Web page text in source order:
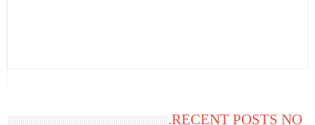
RECENT POSTS NO.